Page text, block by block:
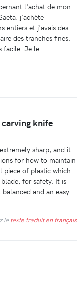
l'achat de mon
j'achète
entiers et j'avais des
des tranches fines.
facile. Je le
knife
sharp, and it
for how to maintain
piece of plastic which
for safety. It is
and an easy
le texte traduit en français